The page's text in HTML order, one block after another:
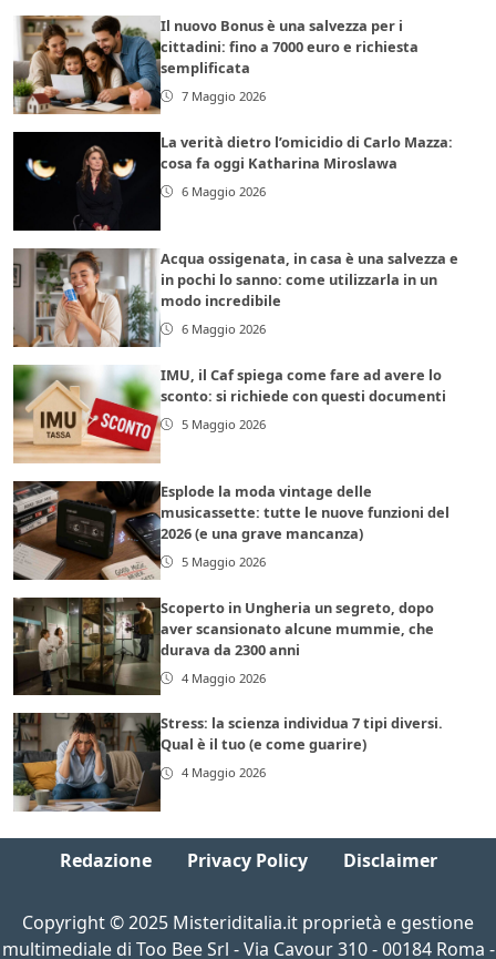
Il nuovo Bonus è una salvezza per i
cittadini: fino a 7000 euro e richiesta
semplificata
7 Maggio 2026
La verità dietro l’omicidio di Carlo Mazza:
cosa fa oggi Katharina Miroslawa
6 Maggio 2026
Acqua ossigenata, in casa è una salvezza e
in pochi lo sanno: come utilizzarla in un
modo incredibile
6 Maggio 2026
IMU, il Caf spiega come fare ad avere lo
sconto: si richiede con questi documenti
5 Maggio 2026
Esplode la moda vintage delle
musicassette: tutte le nuove funzioni del
2026 (e una grave mancanza)
5 Maggio 2026
Scoperto in Ungheria un segreto, dopo
aver scansionato alcune mummie, che
durava da 2300 anni
4 Maggio 2026
Stress: la scienza individua 7 tipi diversi.
Qual è il tuo (e come guarire)
4 Maggio 2026
Redazione Privacy Policy Disclaimer
Copyright © 2025 Misteriditalia.it proprietà e gestione
multimediale di Too Bee Srl - Via Cavour 310 - 00184 Roma -